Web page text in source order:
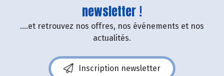
newsletter !
....et retrouvez nos offres, nos événements et nos
actualités.
Inscription newsletter